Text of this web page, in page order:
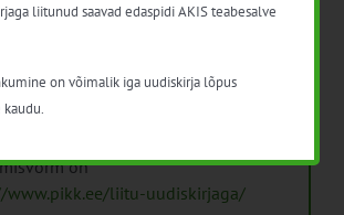
liitumine.
töötleme vastavalt
Isikuandmete
on
www.pikk.ee/liitu-uudiskirjaga/
liitunud saavad edaspidi AKIS teabesalve
on võimalik iga uudiskirja lõpus